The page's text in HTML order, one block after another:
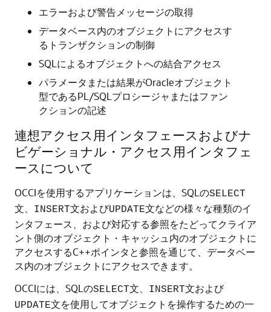
エラーおよび警告メッセージの取得
データベース内のオブジェクトにアクセスす
るトランザクションの制御
SQLによるオブジェクトへの結合アクセス
パラメータまたは結果がOracleオブジェクト
型であるPL/SQLプロシージャまたはファン
クションの記述
連想アクセス用インタフェースおよびナ
ビゲーショナル・アクセス用インタフェ
ースについて
OCCIを使用するアプリケーションは、SQLのSELECT
文、 INSERT文およびUPDATE文などの様々な種類のイ
ンタフェース、および対応する参照をたどってクライア
ント側のオブジェクト・キャッシュ内のオブジェクトに
アクセスするC++ポインタと参照を通じて、データベー
ス内のオブジェクトにアクセスできます。
OCCIには、SQLのSELECT文、 INSERT文および
UPDATE文を使用してオブジェクトを操作するための一